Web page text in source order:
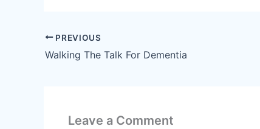
PREVIOUS
Walking The Talk For Dementia
Leave a Comment